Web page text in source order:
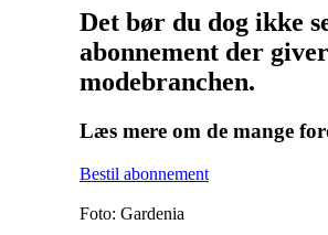
Det bør du dog ikke
abonnement der
modebranchen.
Læs mere om de mange
Bestil abonnement
Foto: Gardenia